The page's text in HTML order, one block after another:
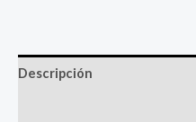
Descripción